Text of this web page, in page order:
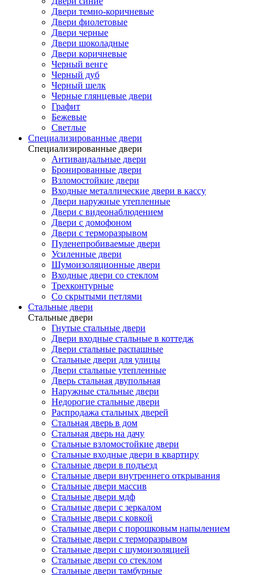
Двери темно-коричневые
Двери фиолетовые
Двери черные
Двери шоколадные
Двери коричневые
Черный венге
Черный дуб
Черный шелк
Черные глянцевые двери
Графит
Бежевые
Светлые
Специализированные двери
Специализированные двери
Антивандальные двери
Бронированные двери
Взломостойкие двери
Входные металлические двери в кассу
Двери наружные утепленные
Двери с видеонаблюдением
Двери с домофоном
Двери с терморазрывом
Пуленепробиваемые двери
Усиленные двери
Шумоизоляционные двери
Входные двери со стеклом
Трехконтурные
Со скрытыми петлями
Стальные двери
Стальные двери
Гнутые стальные двери
Двери входные стальные в коттедж
Двери стальные распашные
Стальные двери для улицы
Двери стальные утепленные
Дверь стальная двупольная
Наружные стальные двери
Недорогие стальные двери
Распродажа стальных дверей
Стальная дверь в дом
Стальная дверь на дачу
Стальные взломостойкие двери
Стальные входные двери в квартиру
Стальные двери в подъезд
Стальные двери внутреннего открывания
Стальные двери массив
Стальные двери мдф
Стальные двери с зеркалом
Стальные двери с ковкой
Стальные двери с порошковым напылением
Стальные двери с терморазрывом
Стальные двери с шумоизоляцией
Стальные двери со стеклом
Стальные двери тамбурные